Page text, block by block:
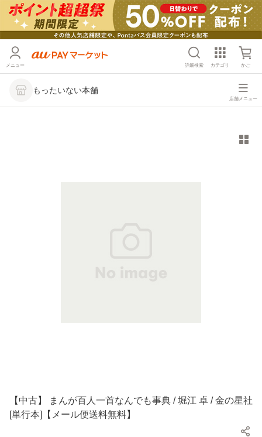
メニュー 詳細検索 カテゴリ かご
もったいない本舗
店舗メニュー
【中古】 まんが百人一首なんでも事典 / 堀江 卓 / 金の星社
[単行本]【メール便送料無料】